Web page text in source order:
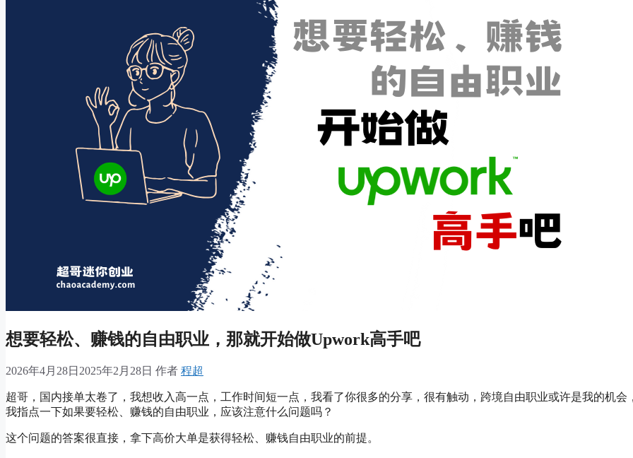
想要轻松、赚钱的自由职业，那就开始做Upwork高手吧
2026年4月28日 2025年2月28日 作者 程超
超哥，国内接单太卷了，我想收入高一点，工作时间短一点，我看了你很多的分享，很有触动，跨境自由职业或许是我的机会
我指点一下如果要轻松、赚钱的自由职业，应该注意什么问题吗？
这个问题的答案很直接，拿下高价大单是获得轻松、赚钱自由职业的前提。